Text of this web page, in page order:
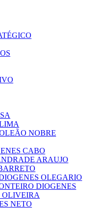
NOBRE
CABO
ARAUJO
OLEGARIO
DIOGENES
NETO